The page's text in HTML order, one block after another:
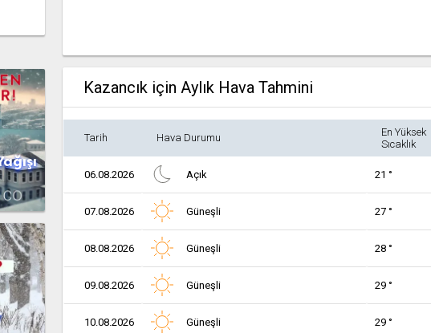
Kazancık için Aylık Hava Tahmini
Tarih Hava Durumu
En Yüksek
Sıcaklık
06.08.2026 Açık 21 °
07.08.2026 Güneşli 27 °
08.08.2026 Güneşli 28 °
09.08.2026 Güneşli 29 °
10.08.2026 Güneşli 29 °